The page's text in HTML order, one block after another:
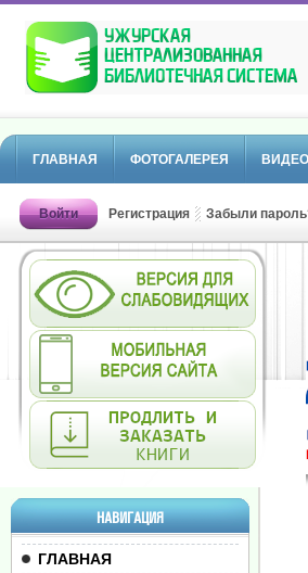
ГЛАВНАЯ ФОТОГАЛЕРЕЯ
Войти Регистрация Забыли
НАВИГАЦИЯ
ГЛАВНАЯ